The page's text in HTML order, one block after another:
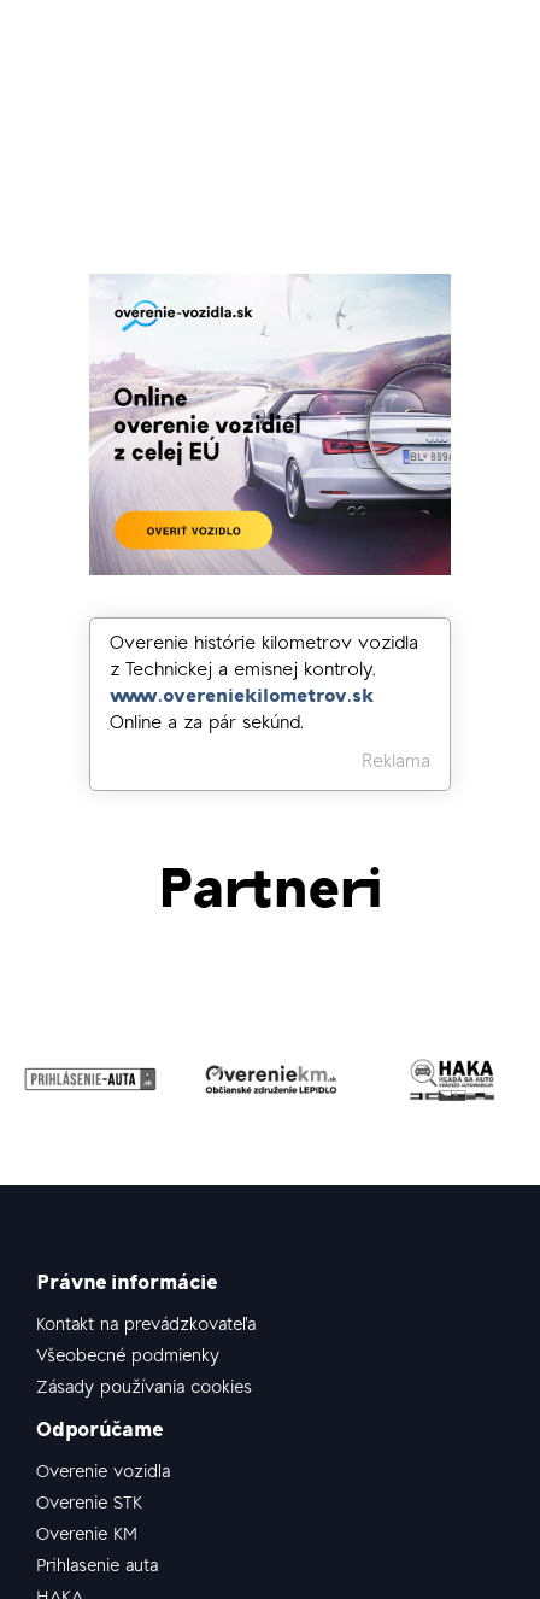
Overenie histórie kilometrov vozidla
z Technickej a emisnej kontroly.
www.overeniekilometrov.sk
Online a za pár sekúnd.
Reklama
Partneri
Právne informácie
Kontakt na prevádzkovateľa
Všeobecné podmienky
Zásady používania cookies
Odporúčame
Overenie vozidla
Overenie STK
Overenie KM
Prihlasenie auta